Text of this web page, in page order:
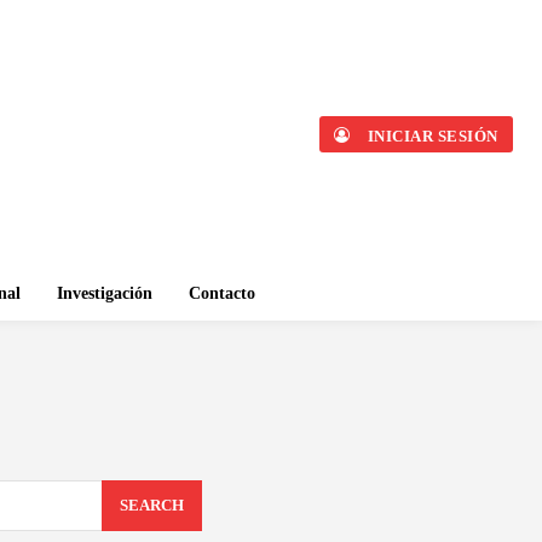
INICIAR SESIÓN
Investigación Contacto
SEARCH